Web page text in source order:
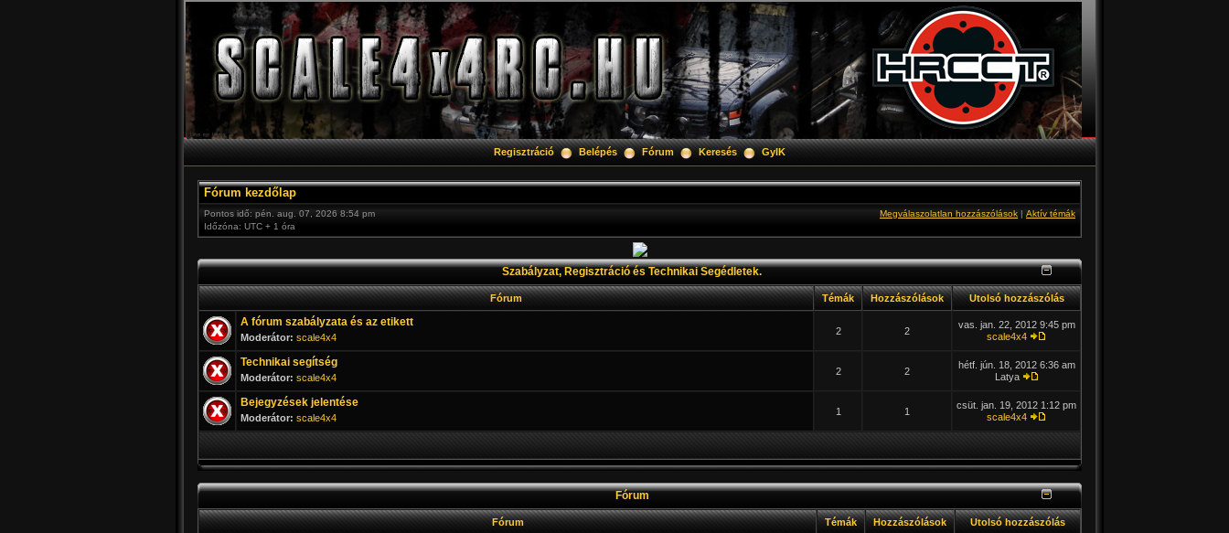
Regisztráció Belépés Fórum Keresés GyIK
Fórum kezdőlap
Pontos idő: pén. aug. 07, 2026 8:54 pm
Időzóna: UTC + 1 óra
Megválaszolatlan hozzászólások | Aktív témák
Szabályzat, Regisztráció és Technikai Segédletek.
Fórum Témák Hozzászólások Utolsó hozzászólás
A fórum szabályzata és az etikett
Moderátor: scale4x4
2 2
vas. jan. 22, 2012 9:45 pm
scale4x4
Technikai segítség
Moderátor: scale4x4
2 2
hétf. jún. 18, 2012 6:36 am
Latya
Bejegyzések jelentése
Moderátor: scale4x4
1 1
csüt. jan. 19, 2012 1:12 pm
scale4x4
Fórum
Fórum Témák Hozzászólások Utolsó hozzászólás